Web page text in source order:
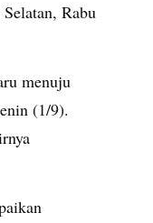
Rabu
menuju
(1/9).